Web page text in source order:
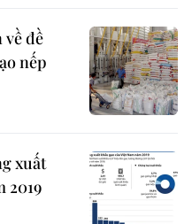
về đề
nếp
xuất
2019